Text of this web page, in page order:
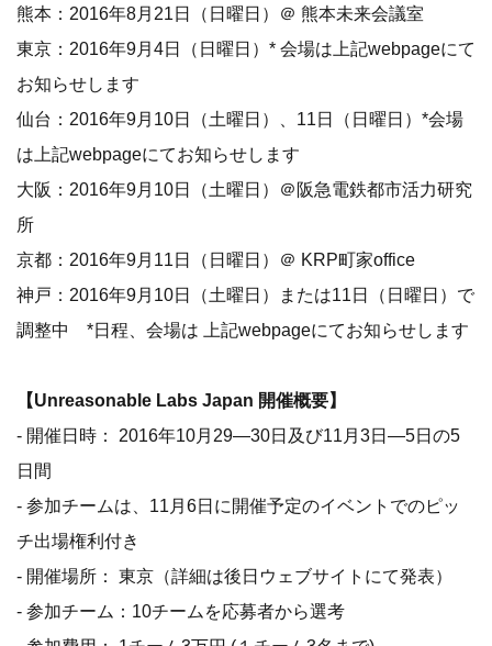
熊本：2016年8月21日（日曜日）＠ 熊本未来会議室
東京：2016年9月4日（日曜日）* 会場は上記webpageにて
お知らせします
仙台：2016年9月10日（土曜日）、11日（日曜日）*会場
は上記webpageにてお知らせします
大阪：2016年9月10日（土曜日）＠阪急電鉄都市活力研究
所
京都：2016年9月11日（日曜日）＠ KRP町家office
神戸：2016年9月10日（土曜日）または11日（日曜日）で
調整中 *日程、会場は 上記webpageにてお知らせします
【Unreasonable Labs Japan 開催概要】
- 開催日時： 2016年10月29—30日及び11月3日—5日の5
日間
- 参加チームは、11月6日に開催予定のイベントでのピッ
チ出場権利付き
- 開催場所： 東京（詳細は後日ウェブサイトにて発表）
- 参加チーム：10チームを応募者から選考